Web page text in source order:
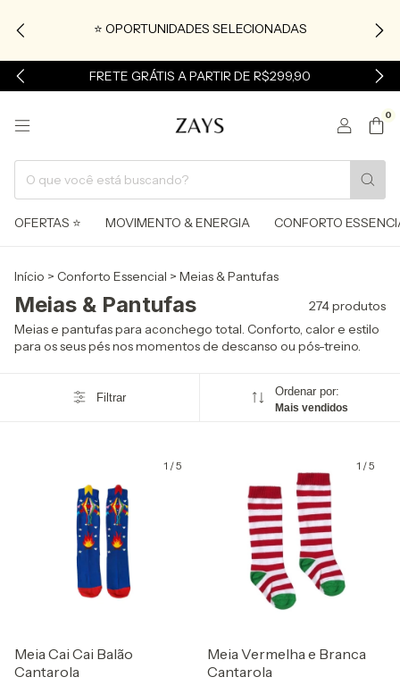
⭐ OPORTUNIDADES SELECIONADAS
FRETE GRÁTIS A PARTIR DE R$299,90
0
OFERTAS ⭐ MOVIMENTO & ENERGIA CONFORTO
Início > Conforto Essencial > Meias & Pantufas
Meias & Pantufas
274 produtos
Meias e pantufas para aconchego total. Conforto, calor e estilo
para os seus pés nos momentos de descanso ou pós-treino.
Filtrar Ordenar por:
Mais vendidos
1 /5
Meia Cai Cai Balão
Cantarola
1 /5
Meia Vermelha e Branca
Cantarola